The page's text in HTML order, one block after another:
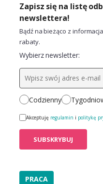
Zapisz się na listę
newslettera!
Bądź na bieżąco z
rabaty.
Wybierz newsletter:
Codzienny
Akceptuję regulamin i politykę
PRACA